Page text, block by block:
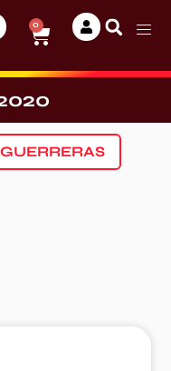
0
GUERRERAS